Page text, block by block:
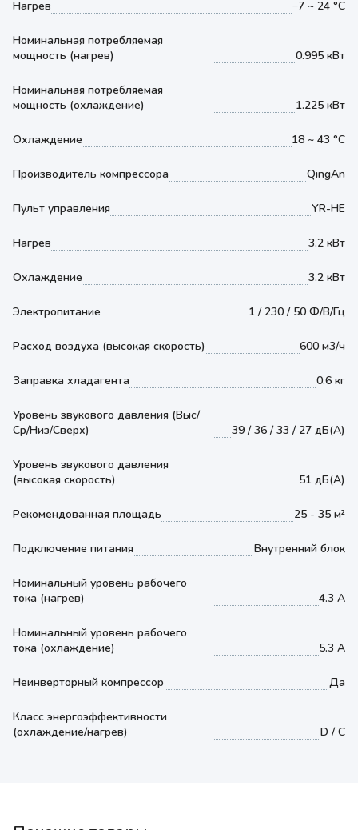
Нагрев −7 ~ 24 °С
Номинальная потребляемая
мощность (нагрев)
0.995 кВт
Номинальная потребляемая
мощность (охлаждение)
1.225 кВт
Охлаждение 18 ~ 43 °С
Производитель компрессора QingAn
Пульт управления YR-HE
Нагрев 3.2 кВт
Охлаждение 3.2 кВт
Электропитание 1 / 230 / 50 Ф/В/Гц
Расход воздуха (высокая скорость) 600 м3/ч
Заправка хладагента 0.6 кг
Уровень звукового давления (Выс/
Ср/Низ/Сверх)
39 / 36 / 33 / 27 дБ(А)
Уровень звукового давления
(высокая скорость)
51 дБ(А)
Рекомендованная площадь 25 - 35 м²
Подключение питания Внутренний блок
Номинальный уровень рабочего
тока (нагрев)
4.3 А
Номинальный уровень рабочего
тока (охлаждение)
5.3 А
Неинверторный компрессор Да
Класс энергоэффективности
(охлаждение/нагрев)
D / C